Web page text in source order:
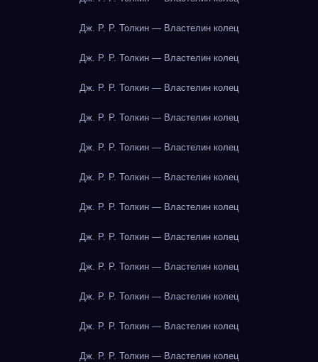
Дж. Р. Р. Толкин — Властелин колец
Дж. Р. Р. Толкин — Властелин колец
Дж. Р. Р. Толкин — Властелин колец
Дж. Р. Р. Толкин — Властелин колец
Дж. Р. Р. Толкин — Властелин колец
Дж. Р. Р. Толкин — Властелин колец
Дж. Р. Р. Толкин — Властелин колец
Дж. Р. Р. Толкин — Властелин колец
Дж. Р. Р. Толкин — Властелин колец
Дж. Р. Р. Толкин — Властелин колец
Дж. Р. Р. Толкин — Властелин колец
Дж. Р. Р. Толкин — Властелин колец